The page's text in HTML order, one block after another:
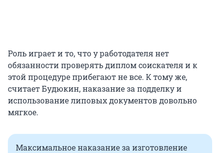
Роль играет и то, что у работодателя нет
обязанности проверять диплом соискателя и к
этой процедуре прибегают не все. К тому же,
считает Будюкин, наказание за подделку и
использование липовых документов довольно
мягкое.
Максимальное наказание за изготовление